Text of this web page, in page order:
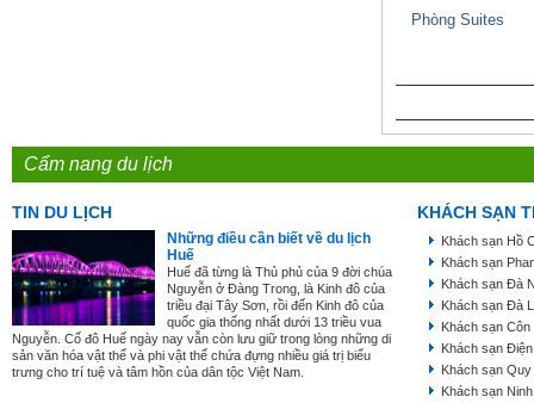
Phòng Suites
Cẩm nang du lịch
TIN DU LỊCH
Những điều cần biết về du lịch
Huế
Huế đã từng là Thủ phủ của 9 đời chúa
Nguyễn ở Đàng Trong, là Kinh đô của
triều đại Tây Sơn, rồi đến Kinh đô của
quốc gia thống nhất dưới 13 triều vua
Nguyễn. Cố đô Huế ngày nay vẫn còn lưu giữ trong lòng những di
sản văn hóa vật thể và phi vật thể chứa đựng nhiều giá trị biểu
trưng cho trí tuệ và tâm hồn của dân tộc Việt Nam.
KHÁCH SẠN
Khách sạn Hồ
Khách sạn
Khách sạn Đà
Khách sạn Đà
Khách sạn
Khách sạn
Khách sạn
Khách sạn